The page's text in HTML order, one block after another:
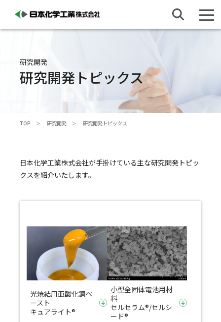
研究開発
研究開発トピックス
TOP 研究開発 研究開発トピックス
日本化学工業株式会社が手掛けている主な研究開発トピッ
クスを紹介いたします。
光焼結用亜酸化銅ペ
ースト
キュアライト®
小型全固体電池用材
料
セルセラム®/セルシ
ード®